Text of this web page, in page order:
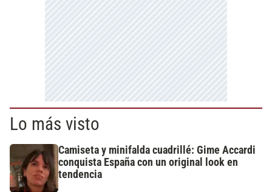
Lo más visto
Camiseta y minifalda cuadrillé: Gime Accardi
conquista España con un original look en
tendencia